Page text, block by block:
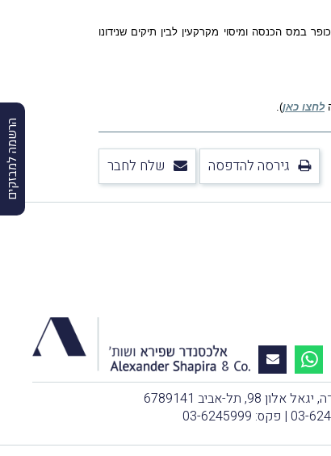
הרשמה למבזקים
במס הכנסה ומיסוי מקרקעין לבין תיקים שנידונו
לחצו כאן).
גירסה להדפסה שלח לחבר
98, תל-אביב 6789141
03- | פקס: 03-6245999